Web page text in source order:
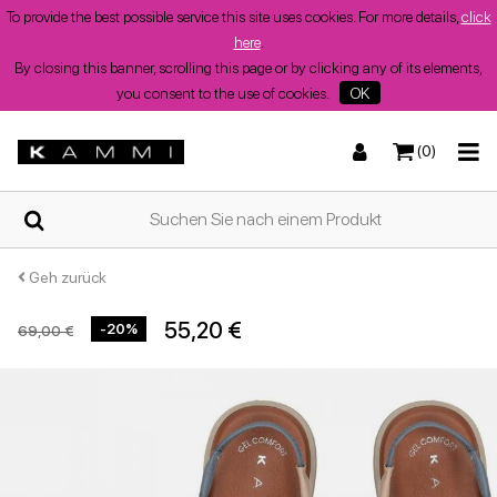
To provide the best possible service this site uses cookies. For more details, click
here.
By closing this banner, scrolling this page or by clicking any of its elements,
you consent to the use of cookies.
OK
(0)
ZUHAUSE
WER
WIR
SIND
SHOPS
TurnschuheNiedrige Sandalen
TurnschuheStiefel und Stiefeletten
Geh zurück
69,00 € -20% 55,20 €